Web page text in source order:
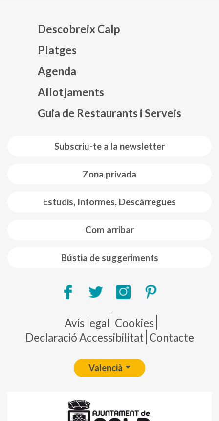
Subscriu-te a la newsletter
Zona privada
Estudis, Informes, Descàrregues
Com arribar
Bústia de suggeriments
Descobreix Calp
Platges
Agenda
Allotjaments
Guia de Restaurants i Serveis
Pie de página
Avís legal Cookies
Declaració Accessibilitat Contacte
Valencià